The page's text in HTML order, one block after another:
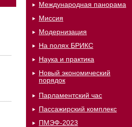
Международная панорама
Миссия
Модернизация
На полях БРИКС
Наука и практика
Новый экономический
порядок
Парламентский час
Пассажирский комплекс
ПМЭФ-2023